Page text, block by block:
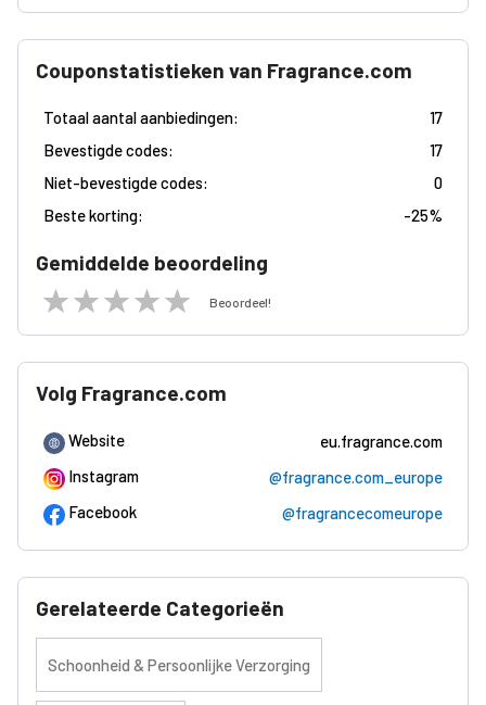
Couponstatistieken van Fragrance.com
Totaal aantal aanbiedingen:
17
Bevestigde codes:
17
Niet-bevestigde codes:
0
Beste korting:
-25%
Gemiddelde beoordeling
Beoordeel!
Volg Fragrance.com
Website
eu.fragrance.com
Instagram
@fragrance.com_europe
Facebook
@fragrancecomeurope
Gerelateerde Categorieën
Schoonheid & Persoonlijke Verzorging